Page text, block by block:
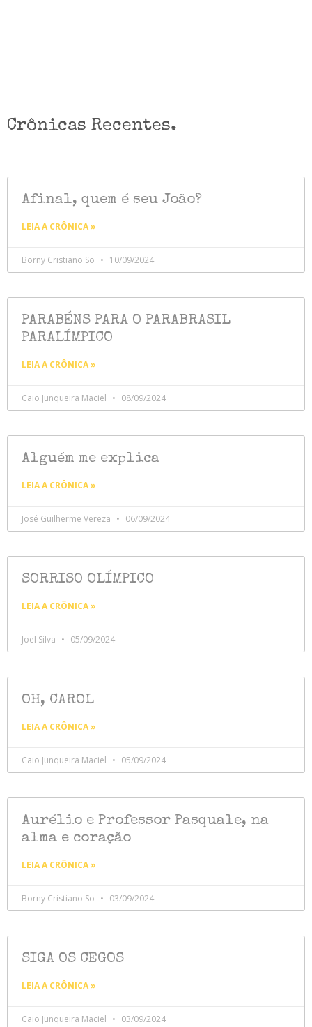
Crônicas Recentes.
Afinal, quem é seu João?
LEIA A CRÔNICA »
Borny Cristiano So 10/09/2024
PARABÉNS PARA O PARABRASIL
PARALÍMPICO
LEIA A CRÔNICA »
Caio Junqueira Maciel 08/09/2024
Alguém me explica
LEIA A CRÔNICA »
José Guilherme Vereza 06/09/2024
SORRISO OLÍMPICO
LEIA A CRÔNICA »
Joel Silva 05/09/2024
OH, CAROL
LEIA A CRÔNICA »
Caio Junqueira Maciel 05/09/2024
Aurélio e Professor Pasquale, na
alma e coração
LEIA A CRÔNICA »
Borny Cristiano So 03/09/2024
SIGA OS CEGOS
LEIA A CRÔNICA »
Caio Junqueira Maciel 03/09/2024